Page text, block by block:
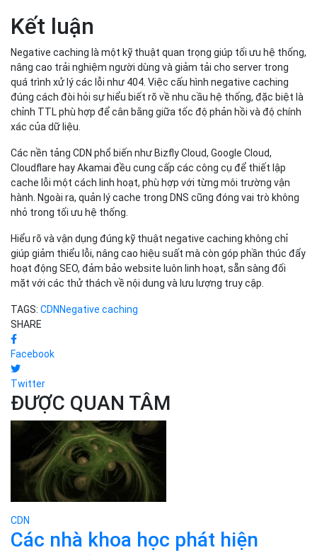
Kết luận
Negative caching là một kỹ thuật quan trọng giúp tối ưu hệ thống,
nâng cao trải nghiệm người dùng và giảm tải cho server trong
quá trình xử lý các lỗi như 404. Việc cấu hình negative caching
đúng cách đòi hỏi sự hiểu biết rõ về nhu cầu hệ thống, đặc biệt là
chỉnh TTL phù hợp để cân bằng giữa tốc độ phản hồi và độ chính
xác của dữ liệu.
Các nền tảng CDN phổ biến như Bizfly Cloud, Google Cloud,
Cloudflare hay Akamai đều cung cấp các công cụ để thiết lập
cache lỗi một cách linh hoạt, phù hợp với từng môi trường vận
hành. Ngoài ra, quản lý cache trong DNS cũng đóng vai trò không
nhỏ trong tối ưu hệ thống.
Hiểu rõ và vận dụng đúng kỹ thuật negative caching không chỉ
giúp giảm thiểu lỗi, nâng cao hiệu suất mà còn góp phần thúc đẩy
hoạt động SEO, đảm bảo website luôn linh hoạt, sẵn sàng đối
mặt với các thử thách về nội dung và lưu lượng truy cập.
TAGS: CDN Negative caching
SHARE
Facebook
Twitter
ĐƯỢC QUAN TÂM
CDN
Các nhà khoa học phát hiện